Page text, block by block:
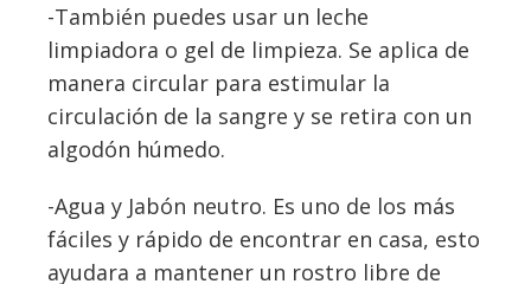
-También puedes usar un leche
limpiadora o gel de limpieza. Se aplica de
manera circular para estimular la
circulación de la sangre y se retira con un
algodón húmedo.
-Agua y Jabón neutro. Es uno de los más
fáciles y rápido de encontrar en casa, esto
ayudara a mantener un rostro libre de